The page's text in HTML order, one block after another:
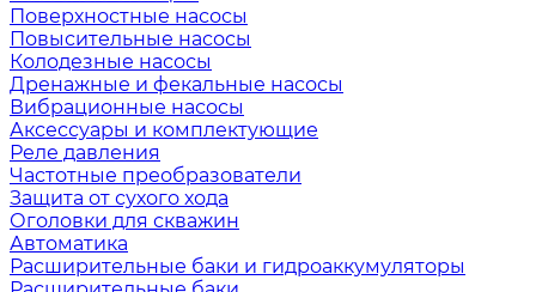
Поверхностные насосы
Повысительные насосы
Колодезные насосы
Дренажные и фекальные насосы
Вибрационные насосы
Аксессуары и комплектующие
Реле давления
Частотные преобразователи
Защита от сухого хода
Оголовки для скважин
Автоматика
Расширительные баки и гидроаккумуляторы